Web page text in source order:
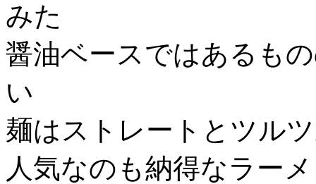
みた
醤油ベースではあるも
い
麺はストレートとツル
人気なのも納得なラー